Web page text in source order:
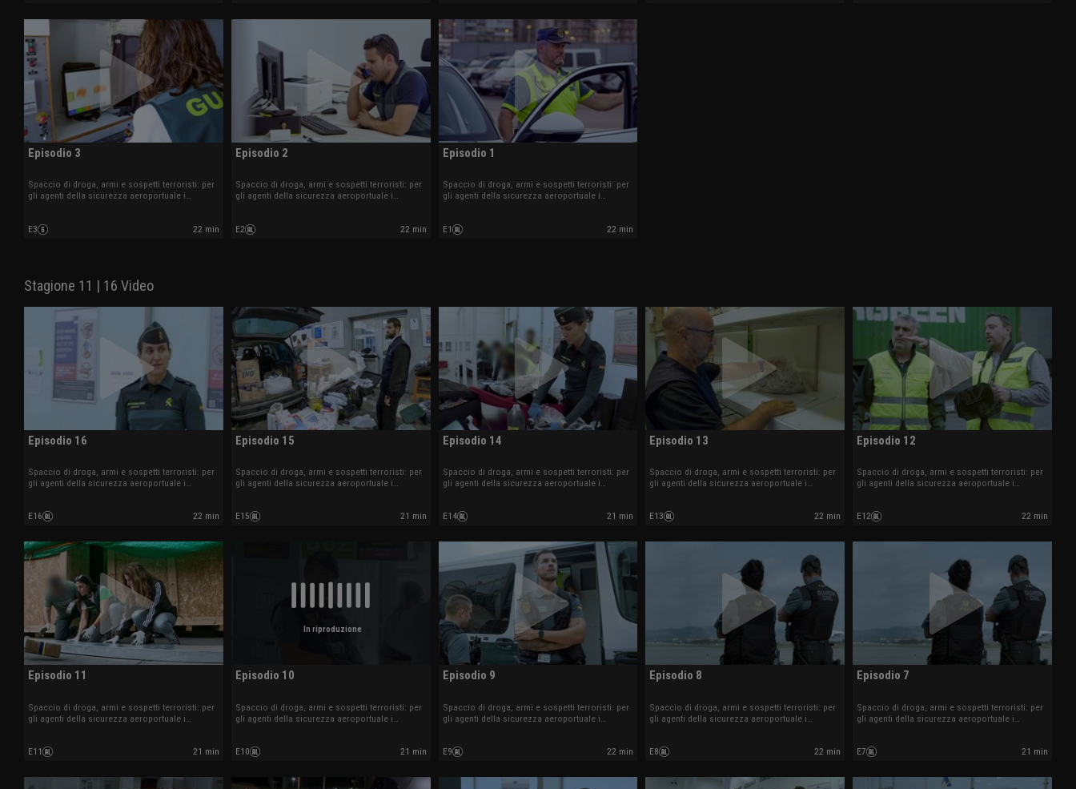
Episodio 3
Spaccio di droga, armi e sospetti terroristi: per
gli agenti della sicurezza aeroportuale i
E3
22 min
Episodio 2
Spaccio di droga, armi e sospetti terroristi: per
gli agenti della sicurezza aeroportuale i
E2
22 min
Episodio 1
Spaccio di droga, armi e sospetti terroristi: per
gli agenti della sicurezza aeroportuale i
E1
22 min
Stagione 11 | 16 Video
Episodio 16
Spaccio di droga, armi e sospetti terroristi: per
gli agenti della sicurezza aeroportuale i
E16
22 min
Episodio 15
Spaccio di droga, armi e sospetti terroristi: per
gli agenti della sicurezza aeroportuale i
E15
21 min
Episodio 14
Spaccio di droga, armi e sospetti terroristi: per
gli agenti della sicurezza aeroportuale i
E14
21 min
Episodio 13
Spaccio di droga, armi e sospetti terroristi: per
gli agenti della sicurezza aeroportuale i
E13
22 min
Episodio 12
Spaccio di droga, armi e sospetti terroristi: per
gli agenti della sicurezza aeroportuale i
E12
22 min
Episodio 11
Spaccio di droga, armi e sospetti terroristi: per
gli agenti della sicurezza aeroportuale i
E11
21 min
In riproduzione
Episodio 10
Spaccio di droga, armi e sospetti terroristi: per
gli agenti della sicurezza aeroportuale i
E10
21 min
Episodio 9
Spaccio di droga, armi e sospetti terroristi: per
gli agenti della sicurezza aeroportuale i
E9
22 min
Episodio 8
Spaccio di droga, armi e sospetti terroristi: per
gli agenti della sicurezza aeroportuale i
E8
22 min
Episodio 7
Spaccio di droga, armi e sospetti terroristi: per
gli agenti della sicurezza aeroportuale i
E7
21 min